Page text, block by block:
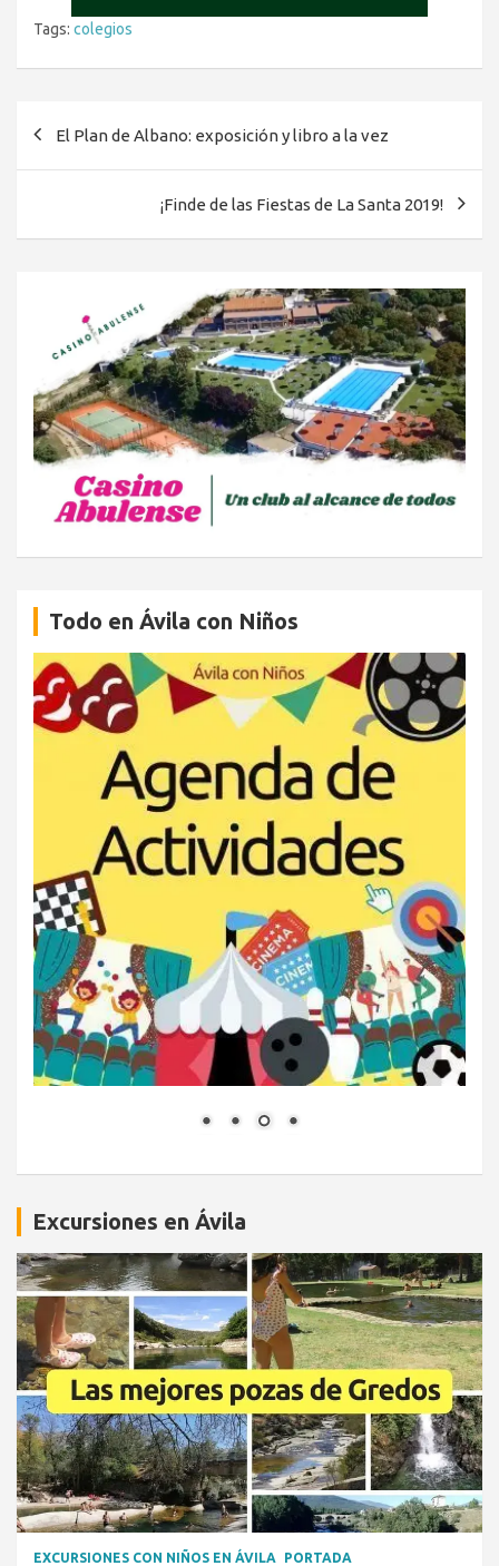
Tags: colegios
El Plan de Albano: exposición y libro a la vez
¡Finde de las Fiestas de La Santa 2019!
Todo en Ávila con Niños
Excursiones en Ávila
EXCURSIONES CON NIÑOS EN ÁVILA PORTADA